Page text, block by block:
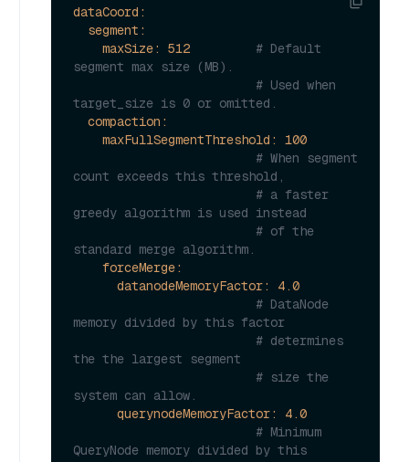
dataCoord:
segment:
maxSize:
512
# Default
segment max size (MB).
# Used when
target_size is 0 or omitted.
compaction:
maxFullSegmentThreshold:
100
# When segment
count exceeds this threshold,
# a faster
greedy algorithm is used instead
# of the
standard merge algorithm.
forceMerge:
datanodeMemoryFactor:
4.0
# DataNode
memory divided by this factor
# determines
the the largest segment
# size the
system can allow.
querynodeMemoryFactor:
4.0
# Minimum
QueryNode memory divided by this